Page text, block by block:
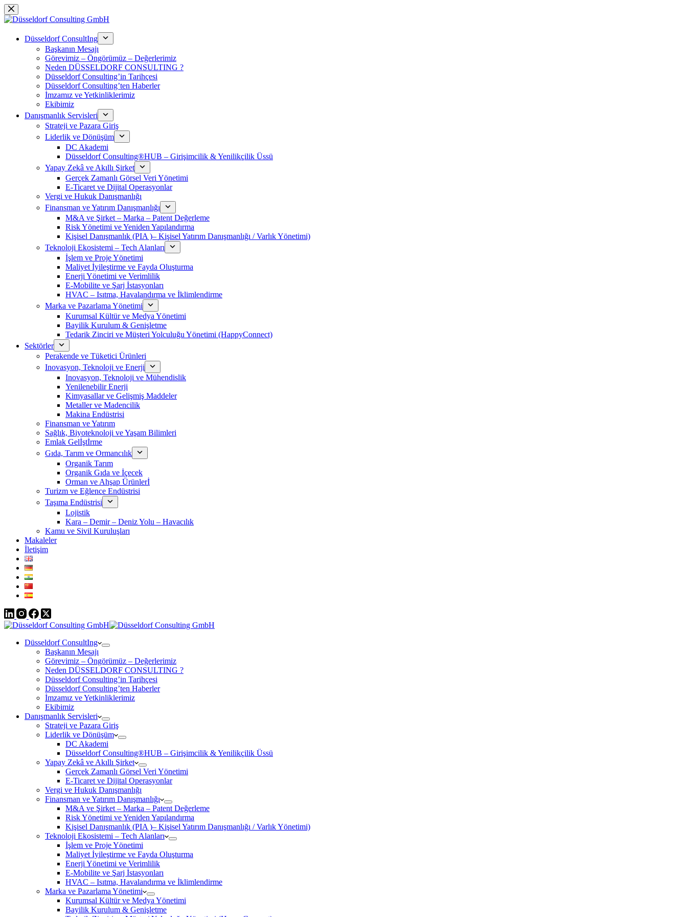
Skip
to
Düsseldorf ConsultIng
Başkanın Mesajı
Görevimiz – Öngörümüz – Değerlerimiz
Neden DÜSSELDORF CONSULTING ?
Düsseldorf Consulting’in Tarihçesi
Düsseldorf Consulting’ten Haberler
İmzamız ve Yetkinliklerimiz
Ekibimiz
Danışmanlık Servisleri
Strateji ve Pazara Giriş
Liderlik ve Dönüşüm
DC Akademi
Düsseldorf Consulting®HUB – Girişimcilik & Yenilikçilik Üssü
Yapay Zekâ ve Akıllı Şirket
Gerçek Zamanlı Görsel Veri Yönetimi
E-Ticaret ve Dijital Operasyonlar
Vergi ve Hukuk Danışmanlığı
Finansman ve Yatırım Danışmanlığı
M&A ve Şirket – Marka – Patent Değerleme
Risk Yönetimi ve Yeniden Yapılandırma
Kişisel Danışmanlık (PIA )– Kişisel Yatırım Danışmanlığı / Varlık Yönetimi)
Teknoloji Ekosistemi – Tech Alanları
İşlem ve Proje Yönetimi
Maliyet İyileştirme ve Fayda Oluşturma
Enerji Yönetimi ve Verimlilik
E-Mobilite ve Şarj İstasyonları
HVAC – Isıtma, Havalandırma ve İklimlendirme
Marka ve Pazarlama Yönetimi
Kurumsal Kültür ve Medya Yönetimi
Bayilik Kurulum & Genişletme
Tedarik Zinciri ve Müşteri Yolculuğu Yönetimi (HappyConnect)
Sektörler
Perakende ve Tüketici Ürünleri
Inovasyon, Teknoloji ve Enerji
Inovasyon, Teknoloji ve Mühendislik
Yenilenebilir Enerji
Kimyasallar ve Gelişmiş Maddeler
Metaller ve Madencilik
Makina Endüstrisi
Finansman ve Yatırım
Sağlık, Biyoteknoloji ve Yaşam Bilimleri
Emlak Gelİştİrme
Gıda, Tarım ve Ormancılık
Organik Tarım
Organik Gıda ve İçecek
Orman ve Ahşap Ürünlerİ
Turizm ve Eğlence Endüstrisi
Taşıma Endüstrisi
Lojistik
Kara – Demir – Deniz Yolu – Havacılık
Kamu ve Sivil Kuruluşları
Makaleler
İletişim
Düsseldorf ConsultIng
Başkanın Mesajı
Görevimiz – Öngörümüz – Değerlerimiz
Neden DÜSSELDORF CONSULTING ?
Düsseldorf Consulting’in Tarihçesi
Düsseldorf Consulting’ten Haberler
İmzamız ve Yetkinliklerimiz
Ekibimiz
Danışmanlık Servisleri
Strateji ve Pazara Giriş
Liderlik ve Dönüşüm
DC Akademi
Düsseldorf Consulting®HUB – Girişimcilik & Yenilikçilik Üssü
Yapay Zekâ ve Akıllı Şirket
Gerçek Zamanlı Görsel Veri Yönetimi
E-Ticaret ve Dijital Operasyonlar
Vergi ve Hukuk Danışmanlığı
Finansman ve Yatırım Danışmanlığı
M&A ve Şirket – Marka – Patent Değerleme
Risk Yönetimi ve Yeniden Yapılandırma
Kişisel Danışmanlık (PIA )– Kişisel Yatırım Danışmanlığı / Varlık Yönetimi)
Teknoloji Ekosistemi – Tech Alanları
İşlem ve Proje Yönetimi
Maliyet İyileştirme ve Fayda Oluşturma
Enerji Yönetimi ve Verimlilik
E-Mobilite ve Şarj İstasyonları
HVAC – Isıtma, Havalandırma ve İklimlendirme
Marka ve Pazarlama Yönetimi
Kurumsal Kültür ve Medya Yönetimi
Bayilik Kurulum & Genişletme